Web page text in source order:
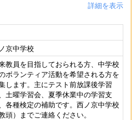
詳細を表示
京中学校
教員を目指しておられる方、中学校
ボランティア活動を希望される方を
します。主にテスト前放課後学習
土曜学習会、夏季休業中の学習支
各種検定の補助です。西ノ京中学校
教頭）までご連絡ください。